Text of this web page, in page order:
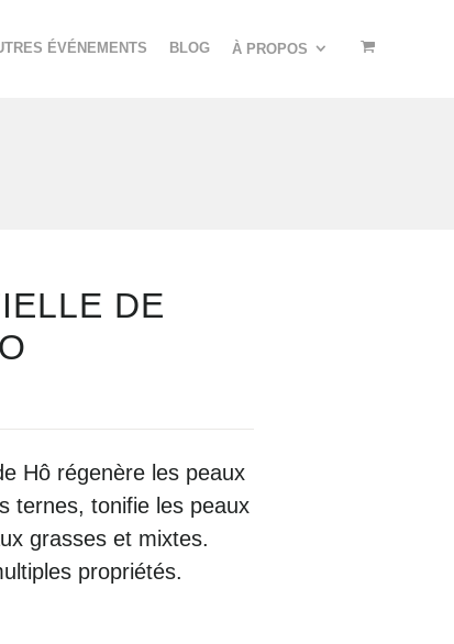
ÉVÉNEMENTS BLOG À PROPOS
DE
Hô régenèreles peaux
ternes, tonifieles peaux
grasses et mixtes.
propriétés.